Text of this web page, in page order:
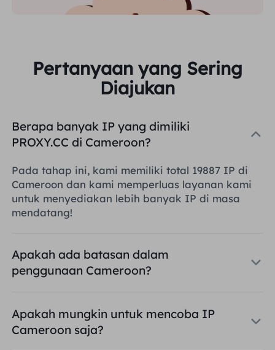
Pertanyaan yang Sering
Diajukan
Berapa banyak IP yang dimiliki
PROXY.CC di Cameroon?
Pada tahap ini, kami memiliki total 19887 IP di
Cameroon dan kami memperluas layanan kami
untuk menyediakan lebih banyak IP di masa
mendatang!
Apakah ada batasan dalam
penggunaan Cameroon?
Apakah mungkin untuk mencoba IP
Cameroon saja?